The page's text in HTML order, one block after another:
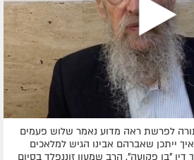
לפרשת ראה מדוע נאמר שלוש פעמים
ייתכן שאברהם אבינו הגיש למלאכים
דין "בן פקועה". הרב שמעון זוננפלד בסיום